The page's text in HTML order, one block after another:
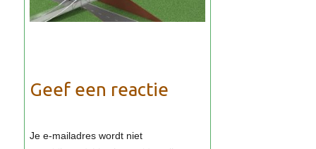
Geef een reactie
Je e-mailadres wordt niet